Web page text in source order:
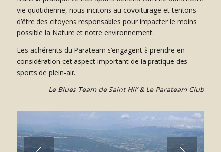
vie quotidienne, nous incitons au covoiturage et tentons
d’être des citoyens responsables pour impacter le moins
possible la Nature et notre environnement.
Les adhérents du Parateam s’engagent à prendre en
considération cet aspect important de la pratique des
sports de plein-air.
Le Blues Team de Saint Hil’ & Le Parateam Club